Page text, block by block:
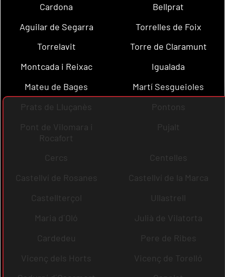
Cardona
Bellprat
Aguilar de Segarra
Torrelles de Foix
Torrelavit
Torre de Claramunt
Montcada i Reixac
Igualada
Mateu de Bages
Martí Sesgueioles
Prats de Lluçanès
Pontons
Pont de Vilomara i
Rocafort
Pujalt
Cercs
Centelles
Castellví de Rosanes
Castellví de la Marca
Castellterçol
Ullastrell
Maria d´Oló
Julià de Vilatorta
Cardedeu
Pere de Ribes
Vicenç dels Horts
Vicenç de Torelló